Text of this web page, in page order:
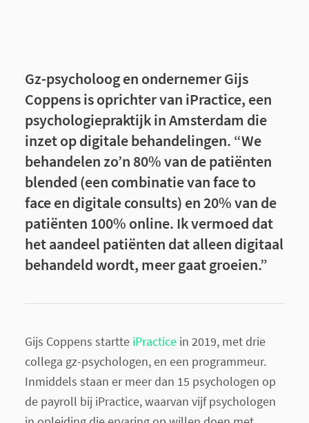
Gz-psycholoog en ondernemer Gijs
Coppens is oprichter van iPractice, een
psychologiepraktijk in Amsterdam die
inzet op digitale behandelingen. “We
behandelen zo’n 80% van de patiënten
blended (een combinatie van face to
face en digitale consults) en 20% van de
patiënten 100% online. Ik vermoed dat
het aandeel patiënten dat alleen digitaal
behandeld wordt, meer gaat groeien.”
Gijs Coppens startte iPracticein 2019, met drie
collega gz-psychologen, en een programmeur.
Inmiddels staan er meer dan 15 psychologen op
de payroll bij iPractice, waarvan vijf psychologen